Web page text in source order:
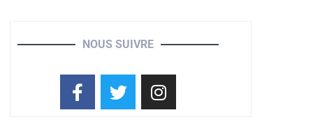
NOUS SUIVRE